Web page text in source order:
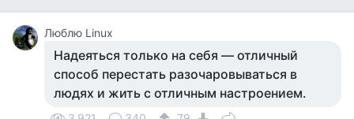
Люблю Linux
Надеяться только на себя — отличный
способ перестать разочаровываться в
людях и жить с отличным настроением.